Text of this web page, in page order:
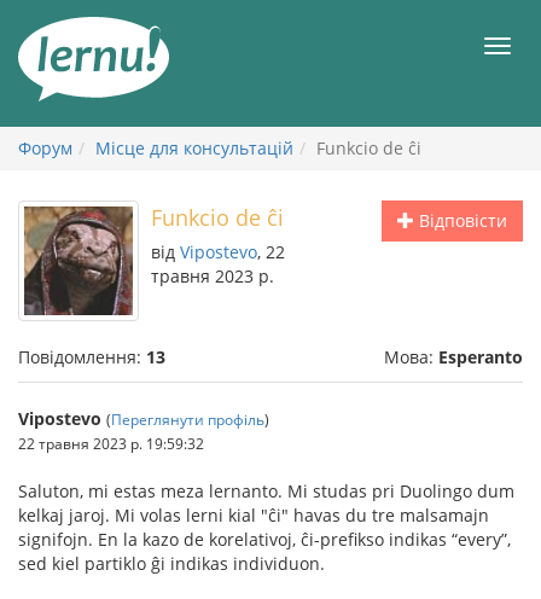
змісту
Форум Місце для консультацій Funkcio de ĉi
Відповісти
Funkcio de ĉi
від Vipostevo, 22
травня 2023 р.
Повідомлення: 13 Мова: Esperanto
Vipostevo (Переглянути профіль)
22 травня 2023 р. 19:59:32
Saluton, mi estas meza lernanto. Mi studas pri Duolingo dum
kelkaj jaroj. Mi volas lerni kial "ĉi" havas du tre malsamajn
signifojn. En la kazo de korelativoj, ĉi-prefikso indikas “every”,
sed kiel partiklo ĝi indikas individuon.